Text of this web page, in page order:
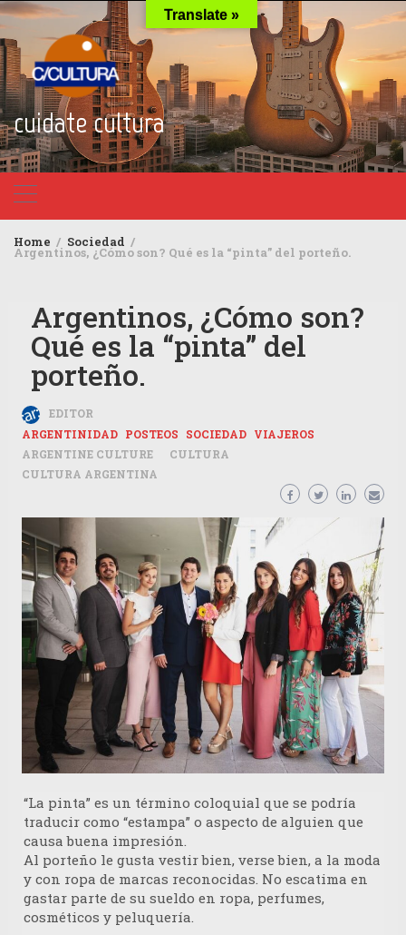
Skip
to
content
cuidate cultura
Home Sociedad
Argentinos, ¿Cómo son? Qué es la “pinta” del porteño.
Argentinos, ¿Cómo son?
Qué es la “pinta” del
porteño.
EDITOR
ARGENTINIDAD POSTEOS SOCIEDAD VIAJEROS
ARGENTINE CULTURE
CULTURA
CULTURA ARGENTINA
“La pinta” es un término coloquial que se podría
traducir como “estampa” o aspecto de alguien que
causa buena impresión.
Al porteño le gusta vestir bien, verse bien, a la moda
y con ropa de marcas reconocidas. No escatima en
gastar parte de su sueldo en ropa, perfumes,
cosméticos y peluquería.
Translate »